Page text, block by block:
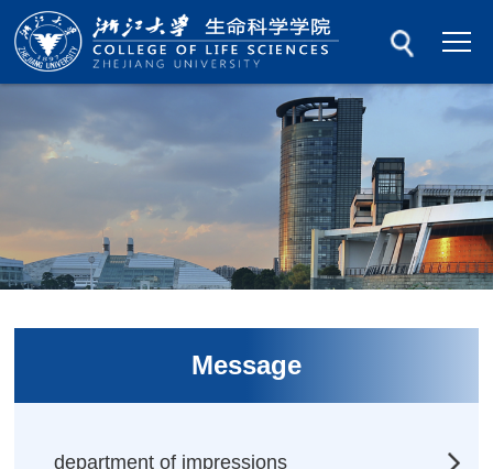
Message
department of impressions